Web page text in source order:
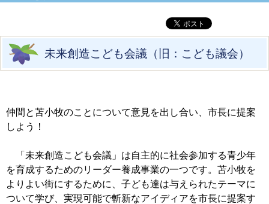
未来創造こども会議（旧：こども議会）
仲間と苫小牧のことについて意見を出し合い、市長に提案
しよう！
「未来創造こども会議」は自主的に社会参加する青少年
を育成するためのリーダー養成事業の一つです。苫小牧を
よりよい街にするために、子ども達は与えられたテーマに
ついて学び、実現可能で斬新なアイディアを市長に提案す